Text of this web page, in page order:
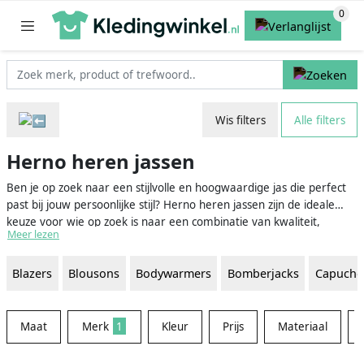
Wis filters Alle filters
Herno heren jassen
Ben je op zoek naar een stijlvolle en hoogwaardige jas die perfect
past bij jouw persoonlijke stijl? Herno heren jassen zijn de ideale
keuze voor wie op zoek is naar een combinatie van kwaliteit,
comfort en design. Dit Italiaanse merk biedt namelijk jassen aan
tijdloze uitstraling hebben en een verfijnd gevoel van stijl uitstralen.
Meer lezen
Blazers Blousons Bodywarmers Bomberjacks
Maat Merk 1 Kleur Prijs Materiaal